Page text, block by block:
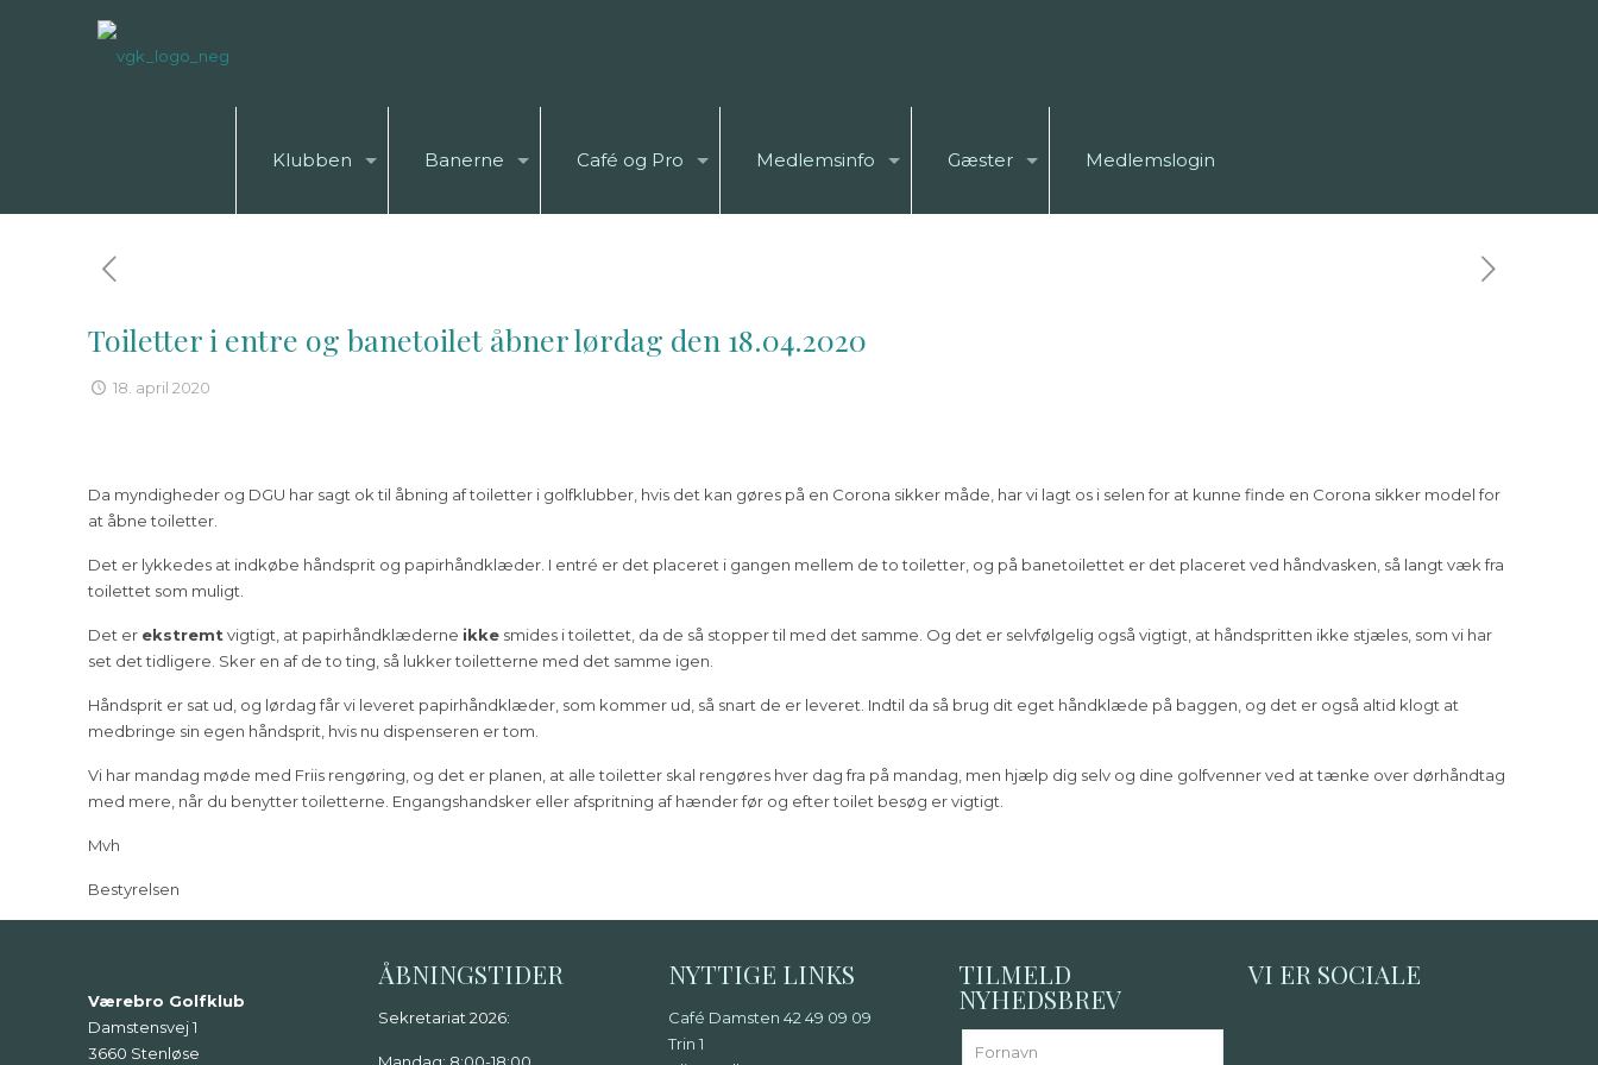
Klubben Banerne Café og Pro Medlemsinfo Gæster Medlemslogin
Toiletter i entre og banetoilet åbner lørdag den 18.04.2020
18. april 2020
Da myndigheder og DGU har sagt ok til åbning af toiletter i golfklubber, hvis det kan gøres på en Corona sikker måde, har vi lagt os i selen for at kunne finde en Corona sikker model for
at åbne toiletter.
Det er lykkedes at indkøbe håndsprit og papirhåndklæder. I entré er det placeret i gangen mellem de to toiletter, og på banetoilettet er det placeret ved håndvasken, så langt væk fra
toilettet som muligt.
Det er ekstremt vigtigt, at papirhåndklæderne ikke smides i toilettet, da de så stopper til med det samme. Og det er selvfølgelig også vigtigt, at håndspritten ikke stjæles, som vi har
set det tidligere. Sker en af de to ting, så lukker toiletterne med det samme igen.
Håndsprit er sat ud, og lørdag får vi leveret papirhåndklæder, som kommer ud, så snart de er leveret. Indtil da så brug dit eget håndklæde på baggen, og det er også altid klogt at
medbringe sin egen håndsprit, hvis nu dispenseren er tom.
Vi har mandag møde med Friis rengøring, og det er planen, at alle toiletter skal rengøres hver dag fra på mandag, men hjælp dig selv og dine golfvenner ved at tænke over dørhåndtag
med mere, når du benytter toiletterne. Engangshandsker eller afspritning af hænder før og efter toilet besøg er vigtigt.
Mvh
Bestyrelsen
Værebro Golfklub
Damstensvej 1
3660 Stenløse
ÅBNINGSTIDER
Sekretariat 2026:
NYTTIGE LINKS
Café Damsten 42 49 09 09
Trin 1
TILMELD
NYHEDSBREV
VI ER SOCIALE